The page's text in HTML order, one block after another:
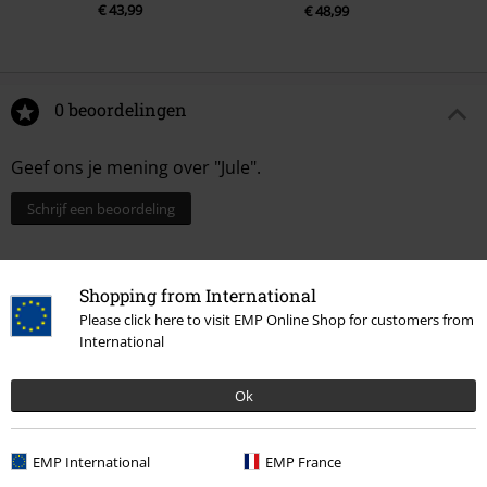
Shopping from International
Please click here to visit EMP Online Shop for customers from
International
Ok
EMP International EMP France
€ 43,99
€ 48,99
0 beoordelingen
Geef ons je mening over "Jule".
Schrijf een beoordeling